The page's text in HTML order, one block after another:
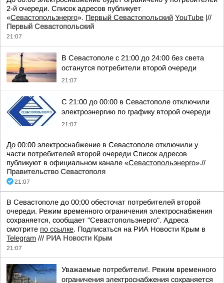
2-й очереди. Список адресов публикует
«Севастопольэнерго». Первый Севастопольский YouTube |//
Первый Севастопольский
21:07
В Севастополе с 21:00 до 24:00 без света
останутся потребители второй очереди
21:07
С 21:00 до 00:00 в Севастополе отключили
электроэнергию по графику второй очереди
21:07
До 00:00 электроснабжение в Севастополе отключили у
части потребителей второй очереди Список адресов
публикуют в официальном канале «Севастопольэнерго».//
Правительство Севастополя
21:07
В Севастополе до 00:00 обесточат потребителей второй
очереди. Режим временного ограничения электроснабжения
сохраняется, сообщает "Севастопольэнерго". Адреса
смотрите по ссылке. Подписаться на РИА Новости Крым в
Telegram /// РИА Новости Крым
21:07
Уважаемые потребители!. Режим временного
ограничения электроснабжения сохраняется